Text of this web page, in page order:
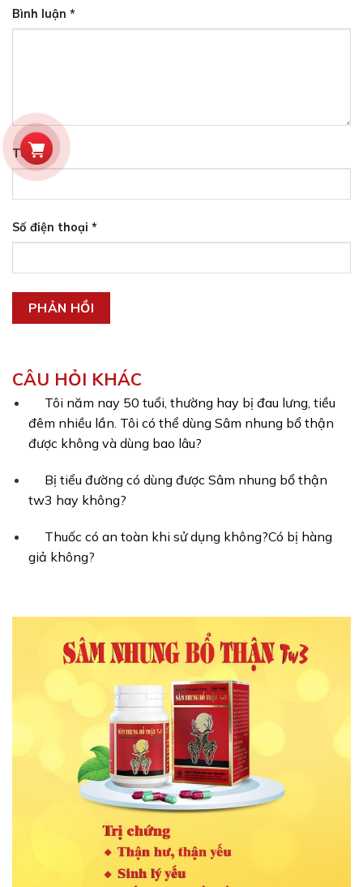
Bình luận *
Tên*
Số điện thoại *
CÂU HỎI KHÁC
Tôi năm nay 50 tuổi, thường hay bị đau lưng, tiều
đêm nhiều lần. Tôi có thể dùng Sâm nhung bổ thận
được không và dùng bao lâu?
Bị tiểu đường có dùng được Sâm nhung bổ thận
tw3 hay không?
Thuốc có an toàn khi sử dụng không?Có bị hàng
giả không?